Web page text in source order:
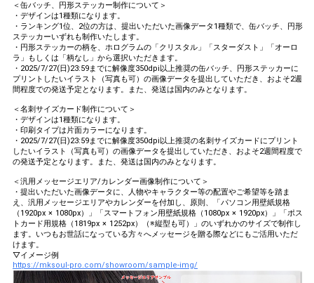
＜缶バッチ、円形ステッカー制作について＞
・デザインは1種類になります。
・ランキング1位、2位の方は、提出いただいた画像データ1種類で、缶バッチ、円形
ステッカーいずれも制作いたします。
・円形ステッカーの柄を、ホログラムの「クリスタル」「スターダスト」「オーロ
ラ」もしくは「柄なし」から選択いただきます。
・2025/7/27(日)23:59までに解像度350dpi以上推奨の缶バッチ、円形ステッカーに
プリントしたいイラスト（写真も可）の画像データを提出していただき、およそ2週
間程度での発送予定となります。また、発送は国内のみとなります。
＜名刺サイズカード制作について＞
・デザインは1種類になります。
・印刷タイプは片面カラーになります。
・2025/7/27(日)23:59までに解像度350dpi以上推奨の名刺サイズカードにプリント
したいイラスト（写真も可）の画像データを提出していただき、およそ2週間程度で
の発送予定となります。また、発送は国内のみとなります。
＜汎用メッセージエリア/カレンダー画像制作について＞
・提出いただいた画像データに、人物やキャラクター等の配置やご希望等を踏ま
え、汎用メッセージエリアやカレンダーを付加し、原則、「パソコン用壁紙規格
（1920px × 1080px）」「スマートフォン用壁紙規格（1080px × 1920px）」「ポス
トカード用規格（1819px × 1252px）（※縦型も可）」のいずれかのサイズで制作し
ます。いつもお世話になっている方々へメッセージを贈る際などにもご活用いただ
けます。
▽イメージ例
https://mksoul-pro.com/showroom/sample-img/